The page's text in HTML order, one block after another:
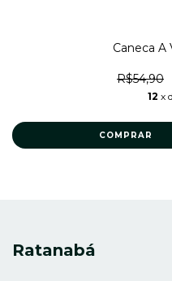
Caneca A
R$54,90
12 x
Ratanabá